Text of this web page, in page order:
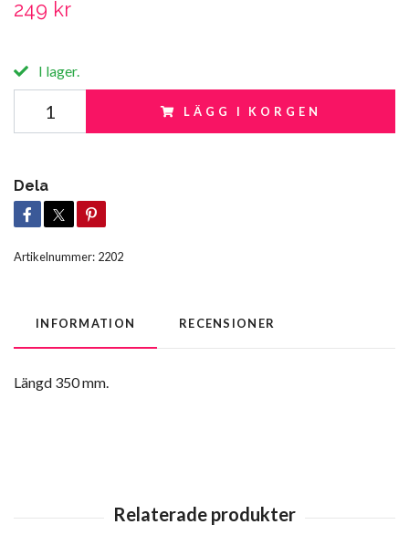
249 kr
I lager.
LÄGG I KORGEN
Dela
Artikelnummer: 2202
INFORMATION RECENSIONER
Längd 350 mm.